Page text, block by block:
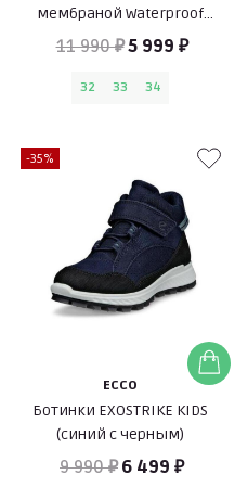
мембраной Waterproof
(зелено-коричневый)
11 990 ₽5 999 ₽
32 33 34
-35%
ECCO
Ботинки EXOSTRIKE KIDS
(синий с черным)
9 990 ₽ 6 499 ₽